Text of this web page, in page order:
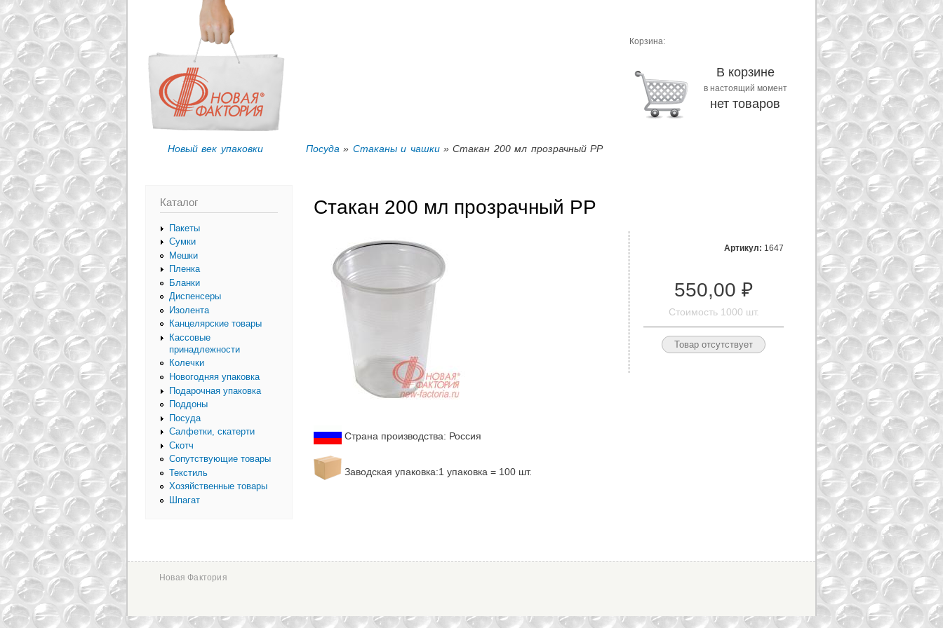
Новый век упаковки
Корзина:
В корзине
в настоящий момент
нет товаров
Посуда » Стаканы и чашки» Стакан 200 мл прозрачный РР
Каталог
Пакеты
Сумки
Мешки
Пленка
Бланки
Диспенсеры
Изолента
Канцелярские товары
Кассовые
принадлежности
Колечки
Новогодняя упаковка
Подарочная упаковка
Поддоны
Посуда
Салфетки, скатерти
Скотч
Сопутствующие товары
Текстиль
Хозяйственные товары
Шпагат
Стакан 200 мл прозрачный РР
Артикул: 1647
550,00 ₽
Стоимость 1000 шт.
Страна производства: Россия
Заводская упаковка:1 упаковка = 100 шт.
Новая Фактория